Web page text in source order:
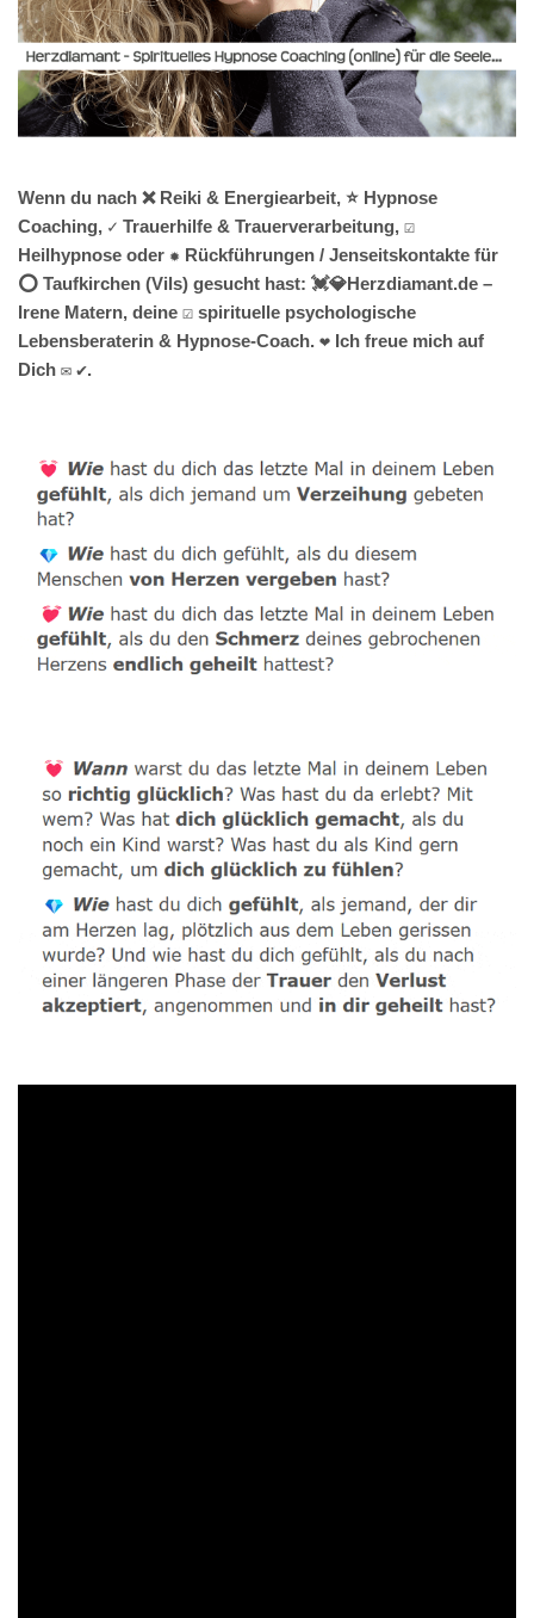
Wenn du nach ❌ Reiki & Energiearbeit, ⭐ Hypnose
Coaching, ✓ Trauerhilfe & Trauerverarbeitung, ☑️
Heilhypnose oder ✹ Rückführungen / Jenseitskontakte für
⭕ Taufkirchen (Vils) gesucht hast: 💓️💎Herzdiamant.de –
Irene Matern, deine ☑️ spirituelle psychologische
Lebensberaterin & Hypnose-Coach. ❤ Ich freue mich auf
Dich ✉ ✔.